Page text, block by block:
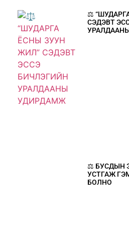
⚖️
СЭДЭВТ
⚖️ БУСДЫН
УСТГАЖ
БОЛНО